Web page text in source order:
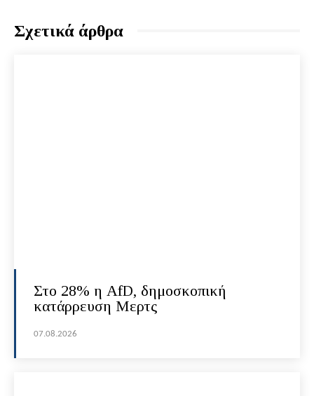
Σχετικά άρθρα
Στο 28% η AfD, δημοσκοπική
κατάρρευση Μερτς
07.08.2026